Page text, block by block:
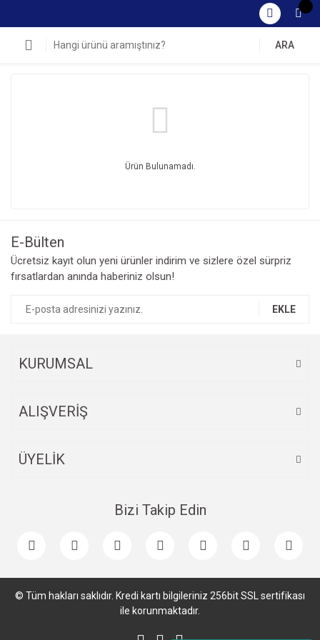
ARA
Ürün Bulunamadı.
E-Bülten
Ücretsiz kayıt olun yeni ürünler indirim ve sizlere özel sürpriz
fırsatlardan anında haberiniz olsun!
EKLE
KURUMSAL
ALIŞVERİŞ
ÜYELİK
Bizi Takip Edin
© Tüm hakları saklıdır. Kredi kartı bilgileriniz 256bit SSL sertifikası
ile korunmaktadır.